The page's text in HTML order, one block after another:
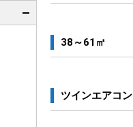
38～61㎡
ツインエアコン